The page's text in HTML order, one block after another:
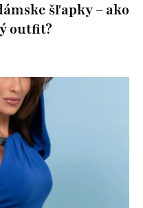
šľapky – ako
outfit?